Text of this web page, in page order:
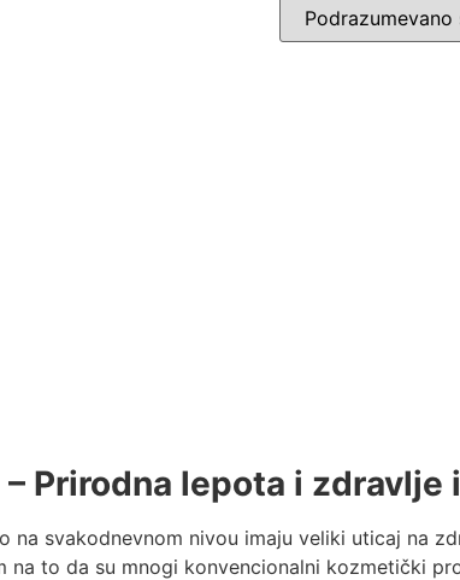
Prirodna lepota i zdravlje
svakodnevnom nivou imaju veliki uticaj na
na to da su mnogi konvencionalni kozmetički